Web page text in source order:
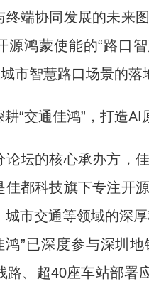
终端协同发展的未来
源鸿蒙使能的“路口
市智慧路口场景的落
交通佳鸿”，打造AI
的核心承办方，佳
佳都科技旗下专注开
城市交通等领域的深
鸿”已深度参与深圳
路、超40座车站部署